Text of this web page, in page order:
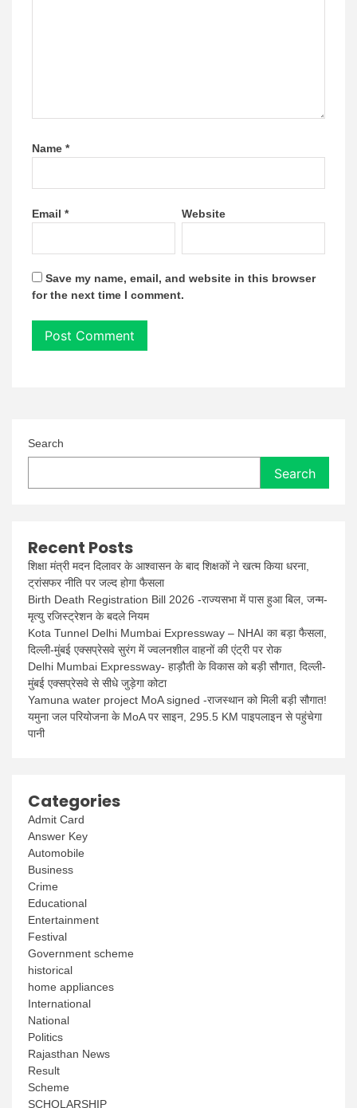
Name *
Email * Website
Save my name, email, and website in this browser
for the next time I comment.
Search
Search
Recent Posts
शिक्षा मंत्री मदन दिलावर के आश्वासन के बाद शिक्षकों ने खत्म किया धरना,
ट्रांसफर नीति पर जल्द होगा फैसला
Birth Death Registration Bill 2026 -राज्यसभा में पास हुआ बिल, जन्म-
मृत्यु रजिस्ट्रेशन के बदले नियम
Kota Tunnel Delhi Mumbai Expressway – NHAI का बड़ा फैसला,
दिल्ली-मुंबई एक्सप्रेसवे सुरंग में ज्वलनशील वाहनों की एंट्री पर रोक
Delhi Mumbai Expressway- हाड़ौती के विकास को बड़ी सौगात, दिल्ली-
मुंबई एक्सप्रेसवे से सीधे जुड़ेगा कोटा
Yamuna water project MoA signed -राजस्थान को मिली बड़ी सौगात!
यमुना जल परियोजना के MoA पर साइन, 295.5 KM पाइपलाइन से पहुंचेगा
पानी
Categories
Admit Card
Answer Key
Automobile
Business
Crime
Educational
Entertainment
Festival
Government scheme
historical
home appliances
International
National
Politics
Rajasthan News
Result
Scheme
SCHOLARSHIP